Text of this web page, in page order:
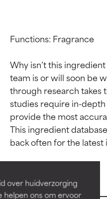
over huidverzorging
helpen ons om ervoor
Functions: Fragrance
Why isn’t this
team is or will soon be
through research takes
studies require in-depth
provide the most
This ingredient
Bewezen en
onafhankelijk
Bewezen en
onafhankelijk